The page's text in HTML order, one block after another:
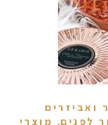
מקדמי הגנה
אומרים שאם
ואביזרים
לפנים, מוצרי